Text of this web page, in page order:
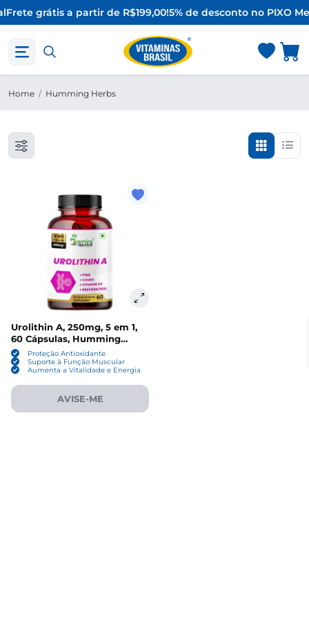
Frete grátis a partir de R$199,00!5% de desconto no PIXO
Home / Humming Herbs
Urolithin A, 250mg, 5 em 1,
60 Cápsulas, Humming
HerbsProteção Antioxidante
Suporte à Função Muscular
Aumenta a Vitalidade e Energia
AVISE-ME